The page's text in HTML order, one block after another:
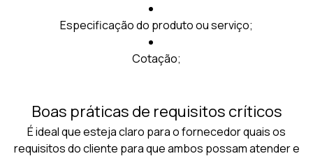
Especificação do produto ou serviço;
Cotação;
Boas práticas de requisitos críticos
É ideal que esteja claro para o fornecedor quais os
requisitos do cliente para que ambos possam atender e